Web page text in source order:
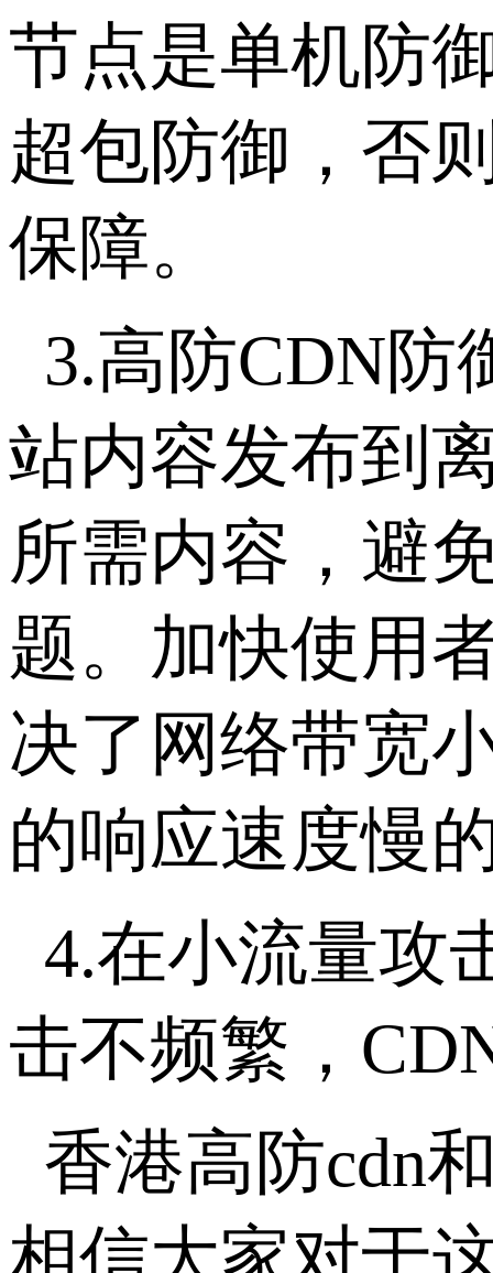
节点是单机防
超包防御，否
保障。
3.高防CDN防
站内容发布到
所需内容，避
题。加快使用
决了网络带宽
的响应速度慢
4.在小流量攻
击不频繁，
香港高防cdn